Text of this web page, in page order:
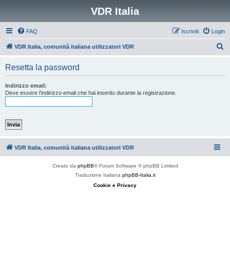
VDR Italia
FAQ Login
Iscriviti
VDR Italia, comunità italiana utilizzatori VDR
Resetta la password
Indirizzo email:
Deve essere l’indirizzo email che hai inserito durante la registrazione.
VDR Italia, comunità italiana utilizzatori VDR
Creato da phpBB® Forum Software © phpBB Limited
Traduzione Italiana phpBB-Italia.it
Cookie e Privacy